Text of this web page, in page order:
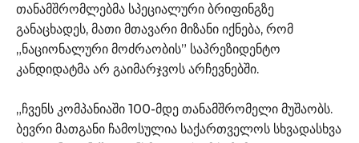
თანამშრომლებმა სპეციალური ბრიფინგზე
განაცხადეს, მათი მთავარი მიზანი იქნება, რომ
„ნაციონალური მოძრაობის” საპრეზიდენტო
კანდიდატმა არ გაიმარჯვოს არჩევნებში.
„ჩვენს კომპანიაში 100-მდე თანამშრომელი მუშაობს.
ბევრი მათგანი ჩამოსულია საქართველოს სხვადასხვა